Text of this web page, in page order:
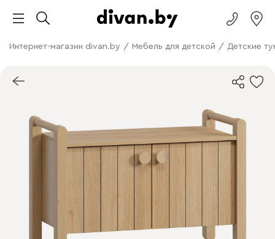
Интернет-магазин divan.by / Мебель для детской / Детские